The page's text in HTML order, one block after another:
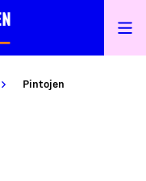
Pintojen